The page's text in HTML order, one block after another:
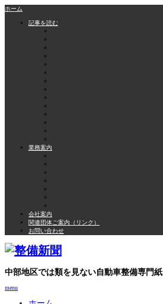
ホーム
記事を読む
業務案内
会社案内
関連団体ご案内（リンク）
お問い合わせ
中部地区では類を見ない自動車整備専門紙
menu